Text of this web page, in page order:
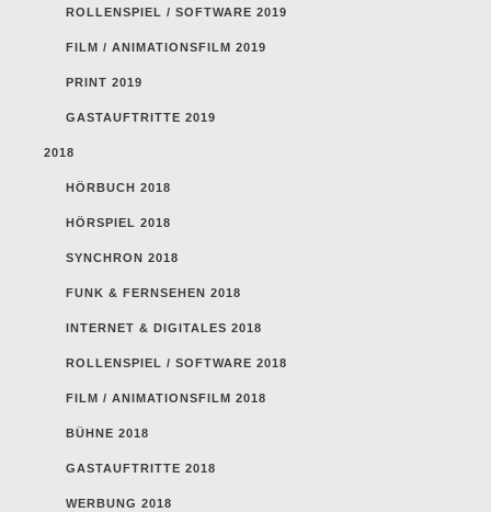
ROLLENSPIEL / SOFTWARE 2019
FILM / ANIMATIONSFILM 2019
PRINT 2019
GASTAUFTRITTE 2019
2018
HÖRBUCH 2018
HÖRSPIEL 2018
SYNCHRON 2018
FUNK & FERNSEHEN 2018
INTERNET & DIGITALES 2018
ROLLENSPIEL / SOFTWARE 2018
FILM / ANIMATIONSFILM 2018
BÜHNE 2018
GASTAUFTRITTE 2018
WERBUNG 2018